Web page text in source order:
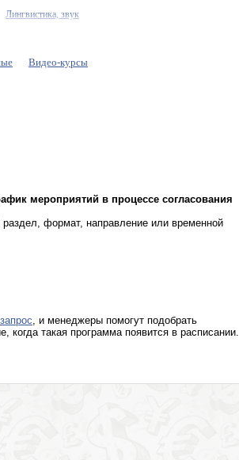
Лингвистика, звук
Видео-курсы
мероприятий в процессе согласования
формат, направление или временной
запрос, и менеджеры помогут подобрать
такая программа появится в расписании.